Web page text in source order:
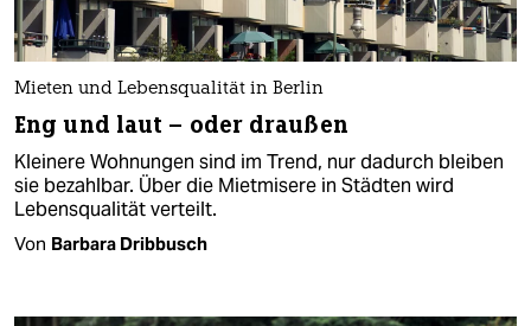
Mieten und Lebensqualität in Berlin
Eng und laut – oder draußen
Kleinere Wohnungen sind im Trend, nur dadurch bleiben
sie bezahlbar. Über die Mietmisere in Städten wird
Lebensqualität verteilt.
Von Barbara Dribbusch